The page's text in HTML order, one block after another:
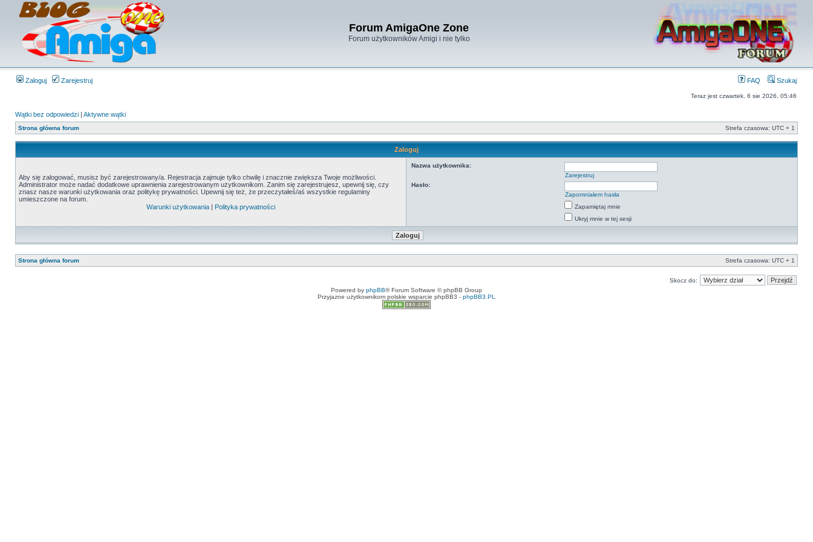
Forum AmigaOne Zone
Forum użytkowników Amigi i nie tylko
Zaloguj Zarejestruj FAQ Szukaj
Teraz jest czwartek, 6 sie 2026, 05:46
Wątki bez odpowiedzi | Aktywne wątki
Strona główna forum Strefa czasowa: UTC + 1
Zaloguj
Aby się zalogować, musisz być zarejestrowany/a. Rejestracja zajmuje tylko chwilę i znacznie zwiększa Twoje możliwości.
Administrator może nadać dodatkowe uprawnienia zarejestrowanym użytkownikom. Zanim się zarejestrujesz, upewnij się, czy
znasz nasze warunki użytkowania oraz politykę prywatności. Upewnij się też, że przeczytałeś/aś wszystkie regulaminy
umieszczone na forum.
Warunki użytkowania | Polityka prywatności
Nazwa użytkownika:
Zarejestruj
Hasło:
Zapomniałem hasła
Zapamiętaj mnie
Ukryj mnie w tej sesji
Strona główna forum Strefa czasowa: UTC + 1
Skocz do:
Powered by phpBB® Forum Software © phpBB Group
Przyjazne użytkownikom polskie wsparcie phpBB3 - phpBB3.PL